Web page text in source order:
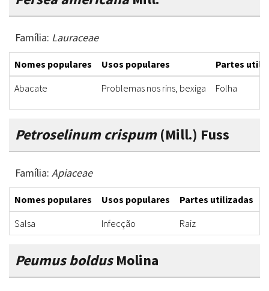
Família: Lauraceae
Nomes populares Usos populares
Partes
Abacate
Problemas nos rins, bexiga Folha
Petroselinum crispum(Mill.) Fuss
Família: Apiaceae
Nomes populares Usos populares Partes utilizadas
Salsa
Infecção Raiz
Peumus boldusMolina